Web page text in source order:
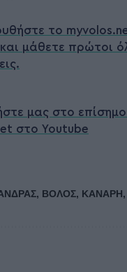
το
μάθετε πρώτοι
μας στο
στο Youtube
, ΒΟΛΟΣ, ΚΑΝΑΡΗ,